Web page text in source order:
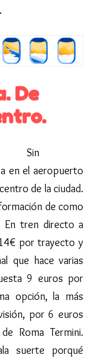
De
Sin
en el aeropuerto
de la ciudad.
de como
En tren directo a
por trayecto y
que hace varias
9 euros por
opción, la más
por 6 euros
Roma Termini.
suerte porqué